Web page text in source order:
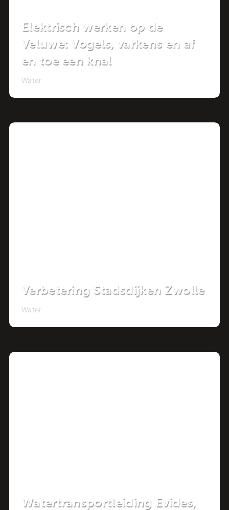
Elektrisch werken op de
Veluwe: Vogels, varkens en af
en toe een knal
Water
Verbetering Stadsdijken Zwolle
Water
Watertransportleiding Evides,